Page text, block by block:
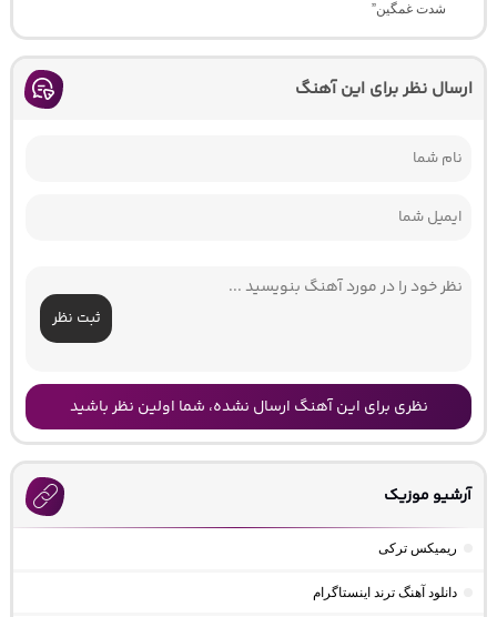
شدت غمگین”
ارسال نظر برای این آهنگ
ثبت نظر
نظری برای این آهنگ ارسال نشده، شما اولین نظر باشید
آرشیو موزیک
ریمیکس ترکی
دانلود آهنگ ترند اینستاگرام